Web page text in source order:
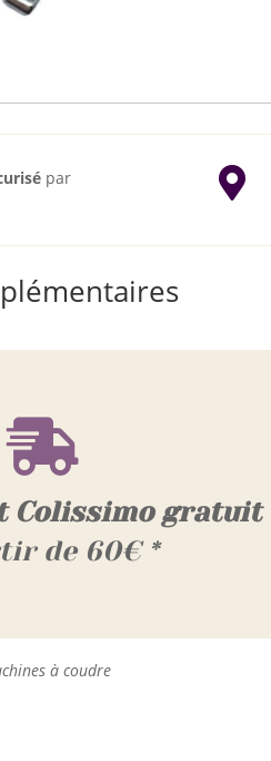
par


Colissimo gratuit
de 60€ *
à coudre